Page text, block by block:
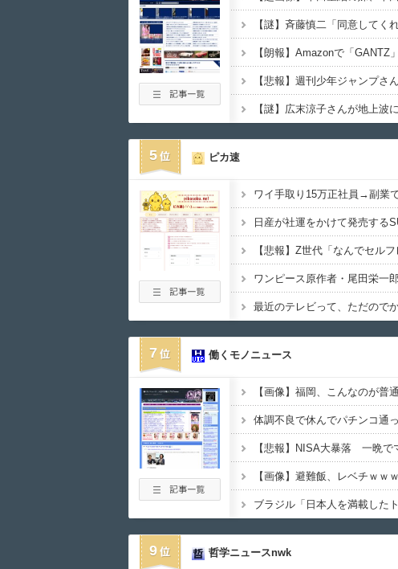
5 ピカ速
日産が社運をかけて発売する
7 働くモノニュース
9 哲学ニュースnwk